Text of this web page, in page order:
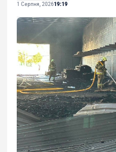
1 Серпня, 202619:19